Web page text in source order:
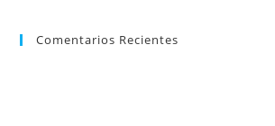
Comentarios Recientes